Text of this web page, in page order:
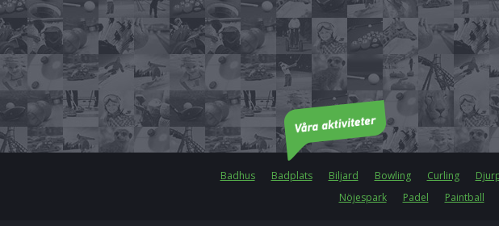
Badhus Badplats Biljard Bowling Curling
Nöjespark
Padel Paintball